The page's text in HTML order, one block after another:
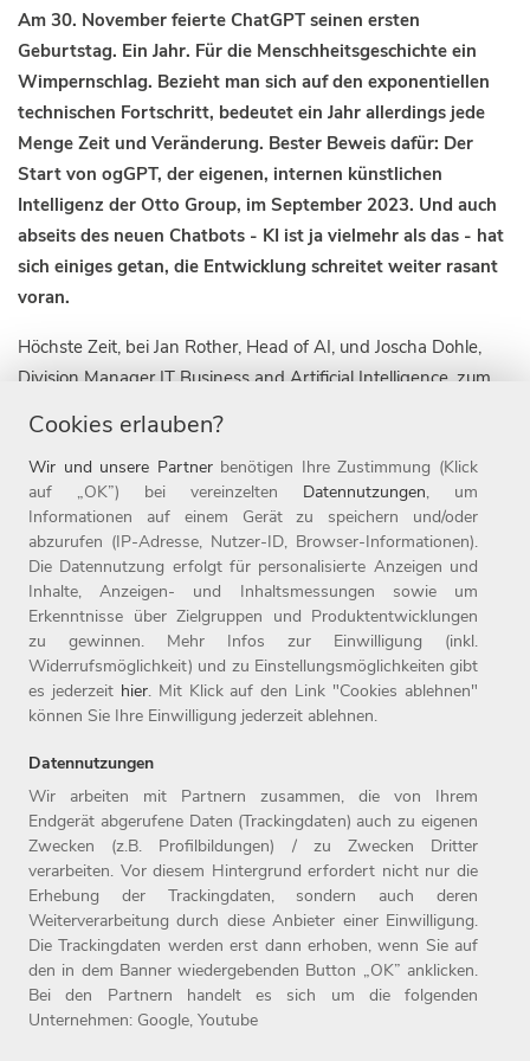
Am 30. November feierte ChatGPT seinen ersten
Geburtstag. Ein Jahr. Für die Menschheitsgeschichte ein
Wimpernschlag. Bezieht man sich auf den exponentiellen
technischen Fortschritt, bedeutet ein Jahr allerdings jede
Menge Zeit und Veränderung. Bester Beweis dafür: Der
Start von ogGPT, der eigenen, internen künstlichen
Intelligenz der Otto Group, im September 2023. Und auch
abseits des neuen Chatbots - KI ist ja vielmehr als das - hat
sich einiges getan, die Entwicklung schreitet weiter rasant
voran.
Höchste Zeit, bei Jan Rother, Head of AI, und Joscha Dohle,
Division Manager IT Business and Artificial Intelligence, zum
unserem ersten Gespräch alles passiert? Ist die KI nur ein
Hype oder funktioniert sie wirklich? Was läuft, was ist möglich,
was kommt? Welchen Nutzen generiert die KI für uns und
welche Projekte erwarten uns in den nächsten Monaten?
Darüber sprechen wir in Folge 8 von Witt On Air.
Home
Arbeitgeber
Benefits
Jobs
Einstiegslevel
Arbeitsfelder
Kontakt
Impressum
Datenschutz
Cookies erlauben?
Wir und unsere Partnerbenötigen Ihre Zustimmung (Klick
auf „OK”) bei vereinzelten Datennutzungen, um
Informationen auf einem Gerät zu speichern und/oder
abzurufen (IP-Adresse, Nutzer-ID, Browser-Informationen).
Die Datennutzung erfolgt für personalisierte Anzeigen und
Inhalte, Anzeigen- und Inhaltsmessungen sowie um
Erkenntnisse über Zielgruppen und Produktentwicklungen
zu gewinnen. Mehr Infos zur Einwilligung (inkl.
Widerrufsmöglichkeit) und zu Einstellungsmöglichkeiten gibt
es jederzeit hier. Mit Klick auf den Link "Cookies ablehnen"
können Sie Ihre Einwilligung jederzeit ablehnen.
Datennutzungen
Wir arbeiten mit Partnern zusammen, die von Ihrem
Endgerät abgerufene Daten (Trackingdaten) auch zu eigenen
Zwecken (z.B. Profilbildungen) / zu Zwecken Dritter
verarbeiten. Vor diesem Hintergrund erfordert nicht nur die
Erhebung der Trackingdaten, sondern auch deren
Weiterverarbeitung durch diese Anbieter einer Einwilligung.
Die Trackingdaten werden erst dann erhoben, wenn Sie auf
den in dem Banner wiedergebenden Button „OK” anklicken.
Bei den Partnern handelt es sich um die folgenden
Unternehmen: Google, Youtube